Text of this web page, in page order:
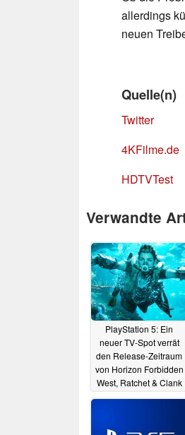
allerdings
neuen
Quelle(n)
Twitter
4KFilme.de
HDTVTest
Verwandte
PlayStation 5: Ein
neuer TV-Spot verrät
den Release-Zeitraum
von Horizon Forbidden
West, Ratchet & Clank
09.11.2020